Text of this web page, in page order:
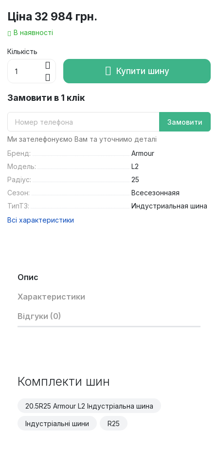
Ціна 32 984 грн.
В наявності
Кількість
Купити шину
Замовити в 1 клік
Замовити
Ми зателефонуємо Вам та уточнимо деталі
Бренд:
Armour
Модель:
L2
Радіус:
25
Сезон:
Всесезоннаяя
ТипТЗ:
Индустриальная шина
Всі характеристики
Опис
Характеристики
Відгуки (0)
Комплекти шин
20.5R25 Armour L2 Індустріальна шина
Індустріальні шини R25